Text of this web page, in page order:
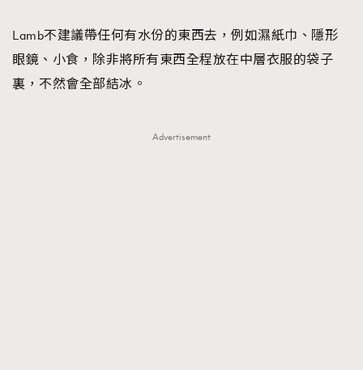
Lamb不建議帶任何有水份的東西去，例如濕紙巾、隱形
眼鏡、小食，除非將所有東西全程放在中層衣服的袋子
裏，不然會全部結冰。
Advertisement